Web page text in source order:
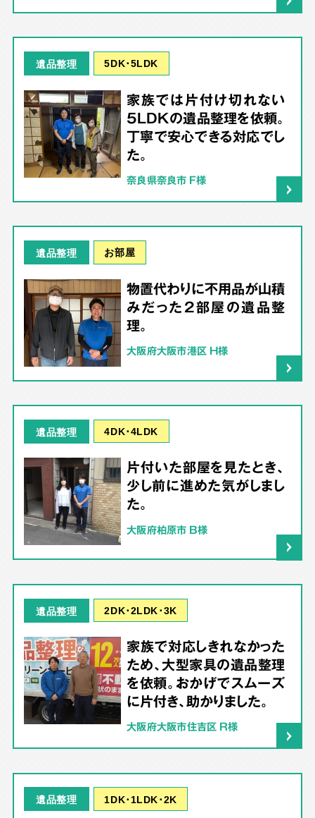
遺品整理 5DK･5LDK
家族では片付け切れない
5LDKの遺品整理を依頼。
丁寧で安心できる対応でし
た。
奈良県奈良市 F様
遺品整理 お部屋
物置代わりに不用品が山積
みだった2部屋の遺品整
理。
大阪府大阪市港区 H様
遺品整理 4DK･4LDK
片付いた部屋を見たとき、
少し前に進めた気がしまし
た。
大阪府柏原市 B様
遺品整理 2DK･2LDK･3K
家族で対応しきれなかった
ため、大型家具の遺品整理
を依頼。おかげでスムーズ
に片付き、助かりました。
大阪府大阪市住吉区 R様
遺品整理 1DK･1LDK･2K